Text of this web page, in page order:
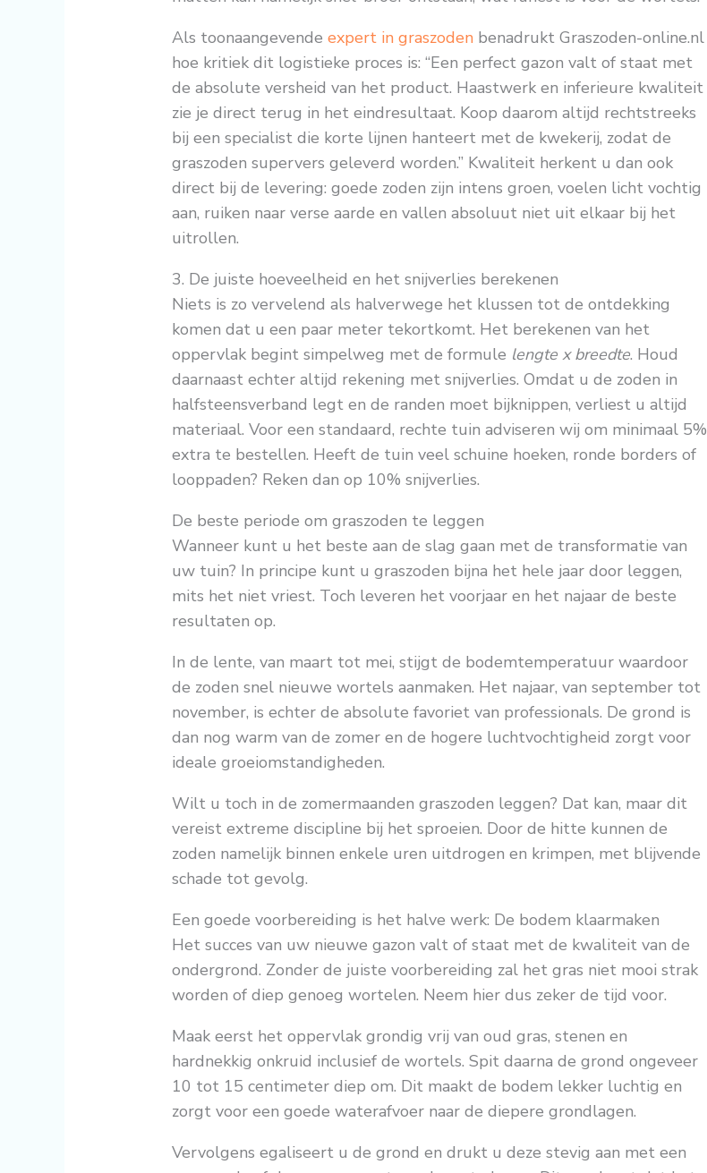
Als toonaangevendeexpert in graszoden benadrukt Graszoden-online.nl
hoe kritiek dit logistieke proces is: “Een perfect gazon valt of staat met
de absolute versheid van het product. Haastwerk en inferieure kwaliteit
zie je direct terug in het eindresultaat. Koop daarom altijd rechtstreeks
bij een specialist die korte lijnen hanteert met de kwekerij, zodat de
graszoden supervers geleverd worden.” Kwaliteit herkent u dan ook
direct bij de levering: goede zoden zijn intens groen, voelen licht vochtig
aan, ruiken naar verse aarde en vallen absoluut niet uit elkaar bij het
uitrollen.
3. De juiste hoeveelheid en het snijverlies berekenen
Niets is zo vervelend als halverwege het klussen tot de ontdekking
komen dat u een paar meter tekortkomt. Het berekenen van het
oppervlak begint simpelweg met de formule lengte x breedte. Houd
daarnaast echter altijd rekening met snijverlies. Omdat u de zoden in
halfsteensverband legt en de randen moet bijknippen, verliest u altijd
materiaal. Voor een standaard, rechte tuin adviseren wij om minimaal 5%
extra te bestellen. Heeft de tuin veel schuine hoeken, ronde borders of
looppaden? Reken dan op 10% snijverlies.
De beste periode om graszoden te leggen
Wanneer kunt u het beste aan de slag gaan met de transformatie van
uw tuin? In principe kunt u graszoden bijna het hele jaar door leggen,
mits het niet vriest. Toch leveren het voorjaar en het najaar de beste
resultaten op.
In de lente, van maart tot mei, stijgt de bodemtemperatuur waardoor
de zoden snel nieuwe wortels aanmaken. Het najaar, van september tot
november, is echter de absolute favoriet van professionals. De grond is
dan nog warm van de zomer en de hogere luchtvochtigheid zorgt voor
ideale groeiomstandigheden.
Wilt u toch in de zomermaanden graszoden leggen? Dat kan, maar dit
vereist extreme discipline bij het sproeien. Door de hitte kunnen de
zoden namelijk binnen enkele uren uitdrogen en krimpen, met blijvende
schade tot gevolg.
Een goede voorbereiding is het halve werk: De bodem klaarmaken
Het succes van uw nieuwe gazon valt of staat met de kwaliteit van de
ondergrond. Zonder de juiste voorbereiding zal het gras niet mooi strak
worden of diep genoeg wortelen. Neem hier dus zeker de tijd voor.
Maak eerst het oppervlak grondig vrij van oud gras, stenen en
hardnekkig onkruid inclusief de wortels. Spit daarna de grond ongeveer
10 tot 15 centimeter diep om. Dit maakt de bodem lekker luchtig en
zorgt voor een goede waterafvoer naar de diepere grondlagen.
Vervolgens egaliseert u de grond en drukt u deze stevig aan met een